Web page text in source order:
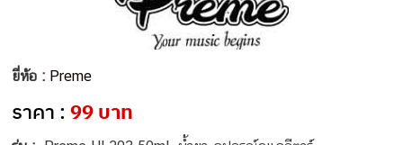
ยี่ห้อ : Preme
ราคา :99 บาท